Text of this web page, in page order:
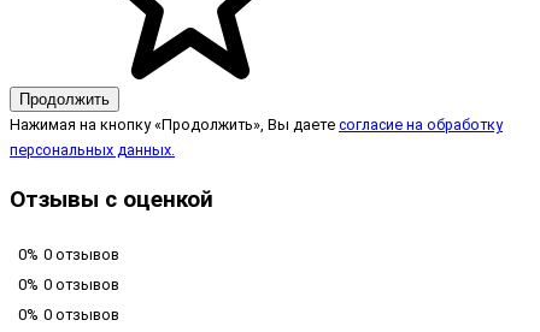
Продолжить
Нажимая на кнопку «Продолжить», Вы даете согласие на обработку
персональных данных.
Отзывы с оценкой
0% 0 отзывов
0% 0 отзывов
0% 0 отзывов